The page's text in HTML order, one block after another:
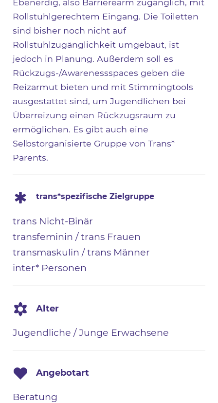
Ebenerdig, also Barrierearm zugänglich, mit
Rollstuhlgerechtem Eingang. Die Toiletten
sind bisher noch nicht auf
Rollstuhlzugänglichkeit umgebaut, ist
jedoch in Planung. Außerdem soll es
Rückzugs-/Awarenessspaces geben die
Reizarmut bieten und mit Stimmingtools
ausgestattet sind, um Jugendlichen bei
Überreizung einen Rückzugsraum zu
ermöglichen. Es gibt auch eine
Selbstorganisierte Gruppe von Trans*
Parents.
trans*spezifische Zielgruppe
trans Nicht-Binär
transfeminin / trans Frauen
transmaskulin / trans Männer
inter* Personen
Alter
Jugendliche / Junge Erwachsene
Angebotart
Beratung